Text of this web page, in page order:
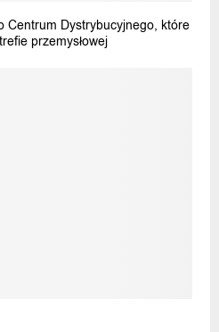
Centrum Dystrybucyjnego, które
przemysłowej